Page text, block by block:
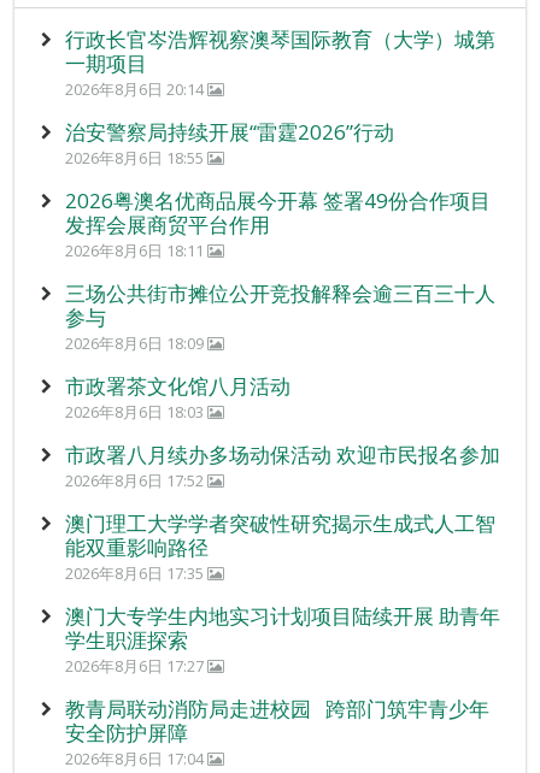
行政长官岑浩辉视察澳琴国际教育（大学）城第
一期项目
2026年8月6日 20:14
治安警察局持续开展“雷霆2026”行动
2026年8月6日 18:55
2026粤澳名优商品展今开幕 签署49份合作项目
发挥会展商贸平台作用
2026年8月6日 18:11
三场公共街市摊位公开竞投解释会逾三百三十人
参与
2026年8月6日 18:09
市政署茶文化馆八月活动
2026年8月6日 18:03
市政署八月续办多场动保活动 欢迎市民报名参加
2026年8月6日 17:52
澳门理工大学学者突破性研究揭示生成式人工智
能双重影响路径
2026年8月6日 17:35
澳门大专学生内地实习计划项目陆续开展 助青年
学生职涯探索
2026年8月6日 17:27
教青局联动消防局走进校园 跨部门筑牢青少年
安全防护屏障
2026年8月6日 17:04